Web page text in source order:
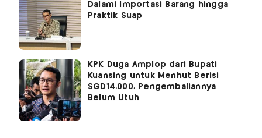
Dalami Importasi Barang hingga
Praktik Suap
KPK Duga Amplop dari Bupati
Kuansing untuk Menhut Berisi
SGD14.000, Pengembaliannya
Belum Utuh